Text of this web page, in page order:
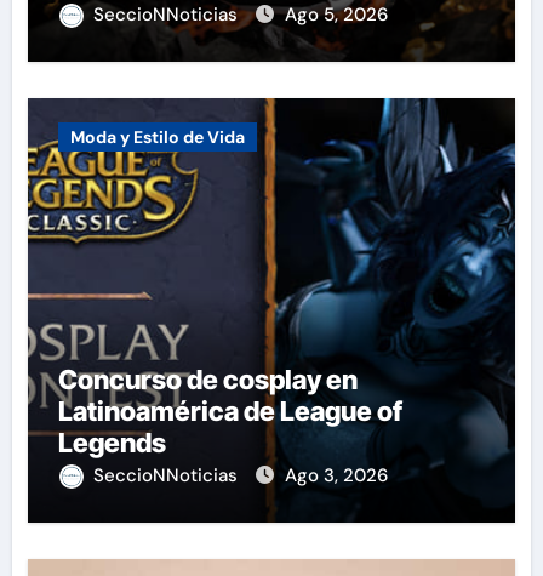
SeccioNNoticias Ago 5, 2026
Moda y Estilo de Vida
Concurso de cosplay en
Latinoamérica de League of
Legends
SeccioNNoticias Ago 3, 2026